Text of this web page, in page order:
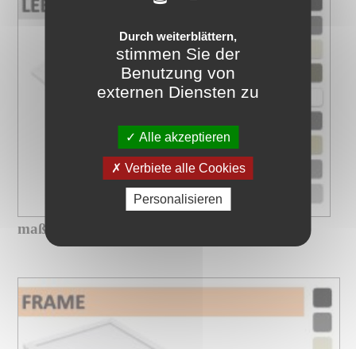
maßgefertigte xxl-duschwanne mit...
Durch weiterblättern,
stimmen Sie der
Benutzung von
externen Diensten zu
Alle akzeptieren
Verbiete alle Cookies
Personalisieren